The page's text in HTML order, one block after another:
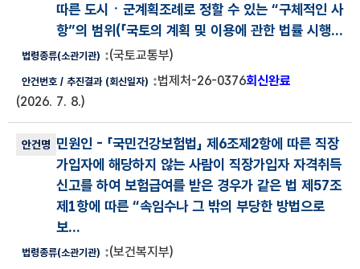
따른 도시ㆍ군계획조례로 정할 수 있는 “구체적인 사
항”의 범위(「국토의 계획 및 이용에 관한 법률 시행...
(국토교통부)
법제처-26-0376회신완료
(2026. 7. 8.)
민원인 - 「국민건강보험법」 제6조제2항에 따른 직장
가입자에 해당하지 않는 사람이 직장가입자 자격취득
신고를 하여 보험급여를 받은 경우가 같은 법 제57조
제1항에 따른 “속임수나 그 밖의 부당한 방법으로
보...
(보건복지부)